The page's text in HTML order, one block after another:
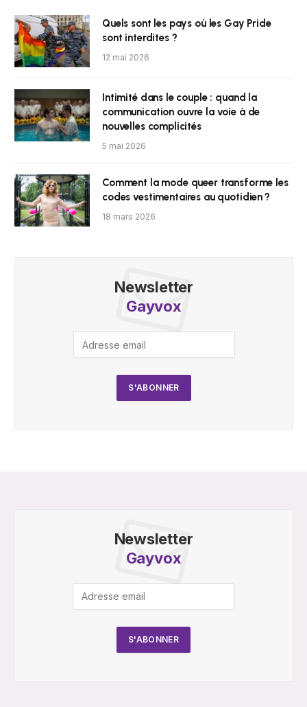
Quels sont les pays où les Gay Pride
sont interdites ?
12 mai 2026
Intimité dans le couple : quand la
communication ouvre la voie à de
nouvelles complicités
5 mai 2026
Comment la mode queer transforme les
codes vestimentaires au quotidien ?
18 mars 2026
Newsletter
Gayvox
Newsletter
Gayvox